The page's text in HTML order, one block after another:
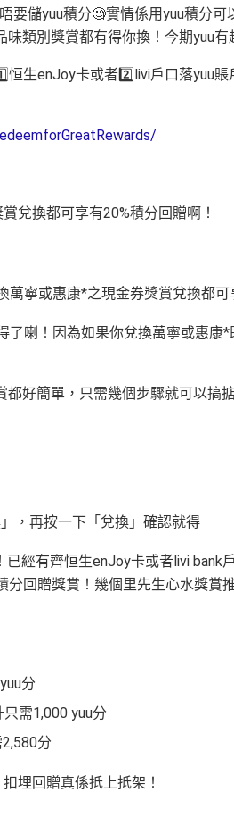
唔要儲yuu積分🧐實情係用yuu積分
類別獎賞都有得你換！今期yuu有
生enJoy卡或者2️⃣livi戶口落yuu
兌換都可享有20%積分回贈啊！
寧或惠康*之現金券獎賞兌換都可
喇！因為如果你兌換萬寧或惠康*
好簡單，只需幾個步驟就可以搞掂
，再按一下「兌換」確認就得
經有齊恒生enJoy卡或者livi bank
回贈獎賞！幾個里先生心水獎賞
分
需1,000 yuu分
分
埋回贈真係抵上抵架！